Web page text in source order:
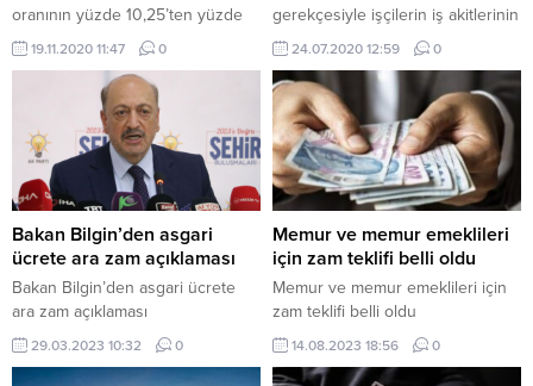
oranının yüzde 10,25’ten yüzde
15’e yükseltilmesine, tüm
fonlamanın temel politika aracı
olan bir hafta vadeli repo faiz
oranı üzerinden yapılmasına karar
verdi.
19.11.2020 11:47 0
gerekçesiyle işçilerin iş akitlerinin
feshedilmesinin önüne
geçilmesine yönelik
düzenlemenin uygulamasını 3'er
aylık sürelerle 30 Haziran 2021'e
kadar uzatabilecek.
24.07.2020 12:59 0
Bakan Bilgin’den asgari
ücrete ara zam açıklaması
Bakan Bilgin’den asgari ücrete
ara zam açıklaması
29.03.2023 10:32 0
Memur ve memur emeklileri
için zam teklifi belli oldu
Memur ve memur emeklileri için
zam teklifi belli oldu
14.08.2023 18:56 0